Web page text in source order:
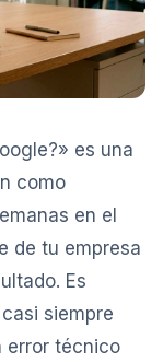
es una
como
en el
de tu empresa
Es
siempre
error técnico